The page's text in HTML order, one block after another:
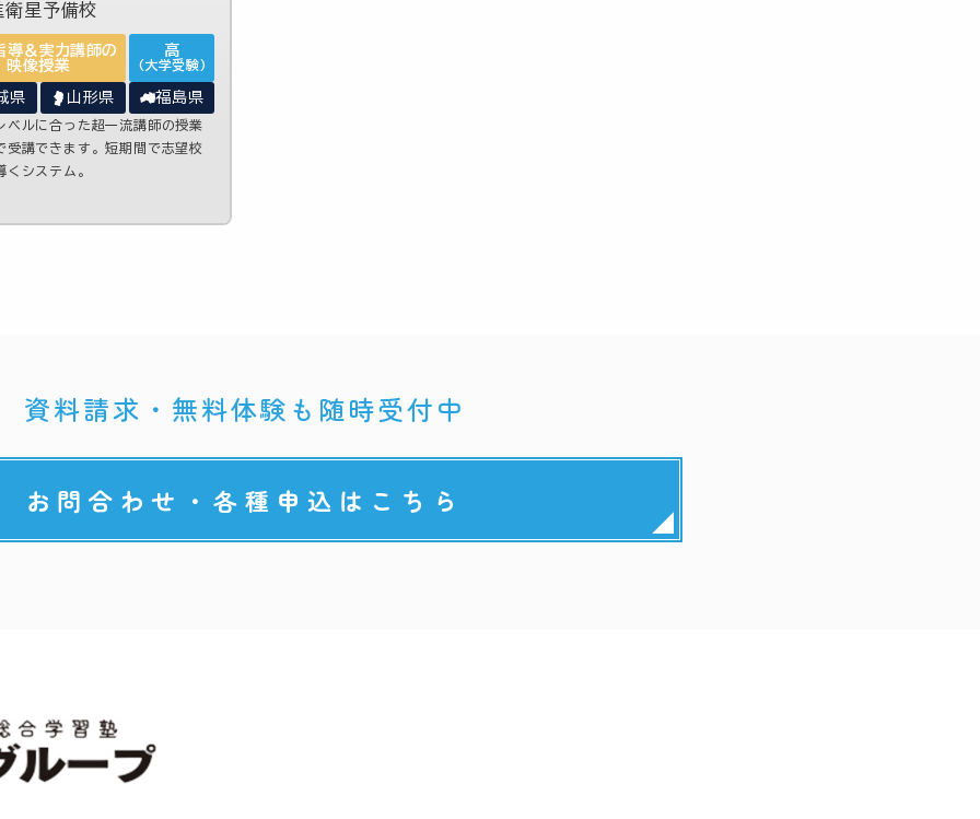
導＆実力講師の
映像授業
高
(大学受験)
県 山形県 福島県
ベルに合った超一流講師の授業
受講できます。短期間で志望校
くシステム。
資料請求・無料体験も随時受付中
お問合わせ・各種申込はこちら